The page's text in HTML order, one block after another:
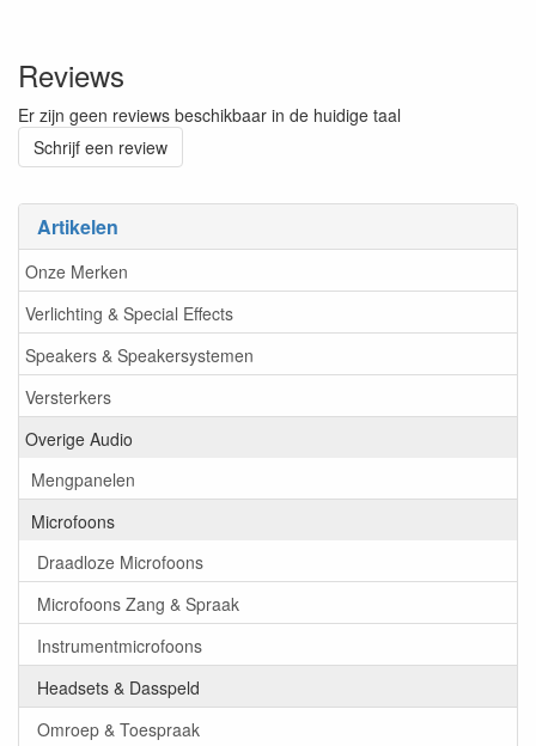
Artikelen
Onze Merken
Verlichting & Special Effects
Speakers & Speakersystemen
Versterkers
Overige Audio
Mengpanelen
Microfoons
Draadloze Microfoons
Microfoons Zang & Spraak
Instrumentmicrofoons
Headsets & Dasspeld
Omroep & Toespraak
Reviews
Er zijn geen reviews beschikbaar in de huidige taal
Schrijf een review